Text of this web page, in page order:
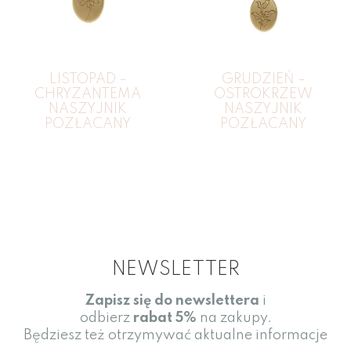
LISTOPAD –
CHRYZANTEMA
NASZYJNIK
POZŁACANY
GRUDZIEŃ –
OSTROKRZEW
NASZYJNIK
POZŁACANY
NEWSLETTER
Zapisz się do newslettera i
odbierz rabat 5% na zakupy.
Będziesz też otrzymywać aktualne informacje